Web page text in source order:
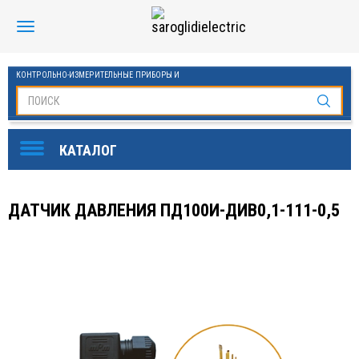
КОНТРОЛЬНО-ИЗМЕРИТЕЛЬНЫЕ ПРИБОРЫ И
ОБОРУДОВАНИЕ ДЛЯ БАССЕЙНОВ
СТАБИЛИЗАТОРЫ
ДАТЧИК ДАВЛЕНИЯ ПД100И-ДИВ0,1-111-0,5